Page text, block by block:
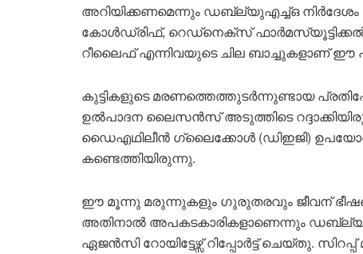
അറിയിക്കണമെന്നും ഡബ്ല്യുഎച്ച്ഒ നിർദേശം
കോൾഡ്രിഫ്, റെഡ്നെക്സ്
റീലൈഫ് എന്നിവയുടെ ചില ബാച്ചുകളാണ് ഈ
കുട്ടികളുടെ മരണത്തെത്തുടർന്നുണ്ടായ
ഉൽപാദന ലൈസൻസ് അടുത്തിടെ
ഡൈഎഥിലീൻ ഗ്ലൈക്കോൾ (ഡിഇജി)
കണ്ടെത്തിയിരുന്നു.
ഈ മൂന്നു മരുന്നുകളും ഗുരുതരവും ജീവന്
അതിനാൽ അപകടകാരികളാണെന്നും
ഏജൻസി റോയിട്ടേഴ്സ് റിപ്പോർട്ട് ചെയ്തു.